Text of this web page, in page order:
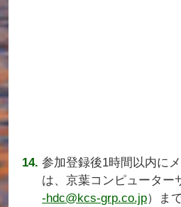
参加登録後1時間以内に
は、京葉コンピューター
-hdc@kcs-grp.co.jp）ま